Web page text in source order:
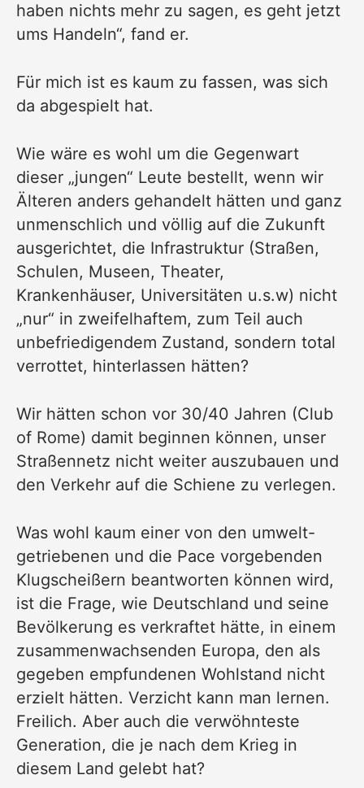
haben nichts mehr zu sagen, es geht jetzt
ums Handeln“, fand er.
Für mich ist es kaum zu fassen, was sich
da abgespielt hat.
Wie wäre es wohl um die Gegenwart
dieser „jungen“ Leute bestellt, wenn wir
Älteren anders gehandelt hätten und ganz
unmenschlich und völlig auf die Zukunft
ausgerichtet, die Infrastruktur (Straßen,
Schulen, Museen, Theater,
Krankenhäuser, Universitäten u.s.w) nicht
„nur“ in zweifelhaftem, zum Teil auch
unbefriedigendem Zustand, sondern total
verrottet, hinterlassen hätten?
Wir hätten schon vor 30/40 Jahren (Club
of Rome) damit beginnen können, unser
Straßennetz nicht weiter auszubauen und
den Verkehr auf die Schiene zu verlegen.
Was wohl kaum einer von den umwelt-
getriebenen und die Pace vorgebenden
Klugscheißern beantworten können wird,
ist die Frage, wie Deutschland und seine
Bevölkerung es verkraftet hätte, in einem
zusammenwachsenden Europa, den als
gegeben empfundenen Wohlstand nicht
erzielt hätten. Verzicht kann man lernen.
Freilich. Aber auch die verwöhnteste
Generation, die je nach dem Krieg in
diesem Land gelebt hat?